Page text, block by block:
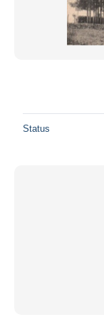
Status